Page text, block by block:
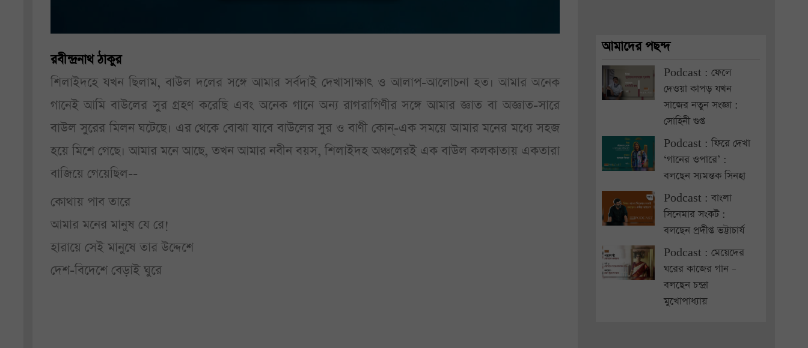
রবীন্দ্রনাথ ঠাকুর
শিলাইদহে যখন ছিলাম, বাউল দলের সঙ্গে আমার সর্বদাই দেখাসাক্ষাৎ ও আলাপ-আলোচনা হত। আমার অনেক
গানেই আমি বাউলের সুর গ্রহণ করেছি এবং অনেক গানে অন্য রাগরাগিণীর সঙ্গে আমার জ্ঞাত বা অজ্ঞাত-সারে
বাউল সুরের মিলন ঘটেছে। এর থেকে বোঝা যাবে বাউলের সুর ও বাণী কোন্‌-এক সময়ে আমার মনের মধ্যে সহজ
হয়ে মিশে গেছে। আমার মনে আছে, তখন আমার নবীন বয়স, শিলাইদহ অঞ্চলেরই এক বাউল কলকাতায় একতারা
বাজিয়ে গেয়েছিল--
কোথায় পাব তারে
আমার মনের মানুষ যে রে!
হারায়ে সেই মানুষে তার উদ্দেশে
দেশ-বিদেশে বেড়াই ঘুরে
আমাদের পছন্দ
Podcast : ফেলে
দেওয়া কাপড় যখন
সাজের নতুন সংজ্ঞা :
সোহিনী গুপ্ত
Podcast : ফিরে দেখা
‘গানের ওপারে’ :
বলছেন স্যমন্তক সিনহা
Podcast : বাংলা
সিনেমার সংকট :
বলছেন প্রদীপ্ত ভট্টাচার্য
Podcast : মেয়েদের
ঘরের কাজের গান –
বলছেন চন্দ্রা
মুখোপাধ্যায়